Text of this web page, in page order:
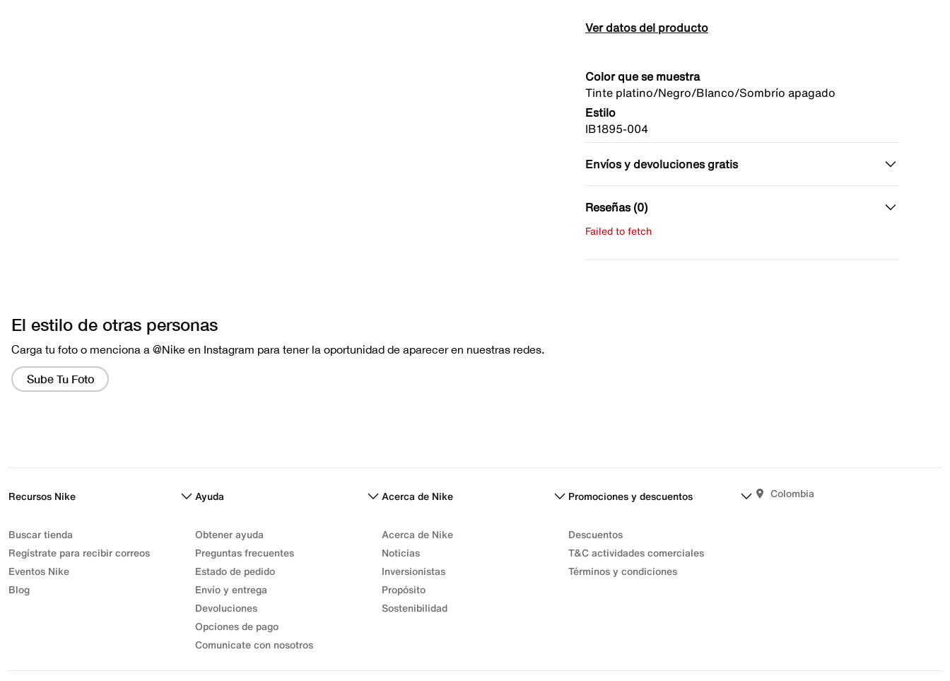
Ver datos del producto
Color que se muestra
Tinte platino/Negro/Blanco/Sombrío apagado
Estilo
IB1895-004
Envíos y devoluciones gratis
Reseñas (0)
Failed to fetch
Recursos Nike
Buscar tienda
Regístrate para recibir correos
Eventos Nike
Blog
Ayuda
Obtener ayuda
Preguntas frecuentes
Estado de pedido
Envío y entrega
Devoluciones
Opciones de pago
Comunicate con nosotros
Acerca de Nike
Acerca de Nike
Noticias
Inversionistas
Propósito
Sostenibilidad
Promociones y descuentos
Descuentos
T&C actividades comerciales
Términos y condiciones
Colombia